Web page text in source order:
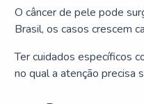
O câncer de pele pode
Brasil, os casos crescem
Ter cuidados específicos
no qual a atenção precisa